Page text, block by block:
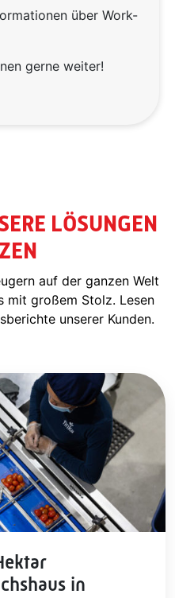
über Work-
gerne weiter!
LÖSUNGEN
auf der ganzen Welt
mit großem Stolz. Lesen
unserer Kunden.
in